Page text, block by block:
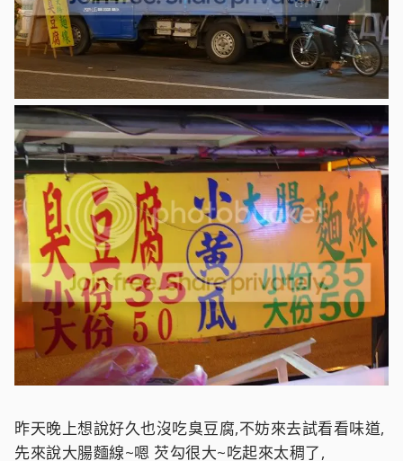
昨天晚上想說好久也沒吃臭豆腐,不妨來去試看看味道,
先來說大腸麵線~嗯 芡勾很大~吃起來太稠了,